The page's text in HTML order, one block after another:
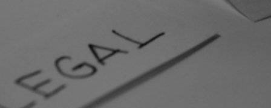
PRENDI UN APPUNTAMENTO